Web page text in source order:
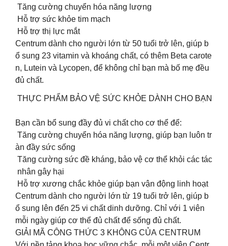
️ Tăng cường chuyển hóa năng lượng
️ Hỗ trợ sức khỏe tim mạch
Hỗ trợ thị lực mắt
Centrum dành cho người lớn từ 5️0️ tuổi trở lên, giúp b
ổ sung 23 vitamin và khoáng chất, có thêm Beta carote
n, Lutein và Lycopen, để không chỉ bạn mà bố mẹ đều
đủ chất.
THỰC PHẨM BẢO VỆ SỨC KHỎE DÀNH CHO BẠN
Bạn cần bổ sung đầy đủ vi chất cho cơ thể để:
️ Tăng cường chuyển hóa năng lượng, giúp bạn luôn tr
àn đầy sức sống
Tăng cường sức đề kháng, bảo vệ cơ thể khỏi các tác
nhân gây hại
Hỗ trợ xương chắc khỏe giúp bạn vận động linh hoạt
Centrum dành cho người lớn từ 1️9️ tuổi trở lên, giúp b
ổ sung lên đến 25 vi chất dinh dưỡng. Chỉ với 1 viên
mỗi ngày giúp cơ thể đủ chất để sống đủ chất.
GIẢI MÃ CÔNG THỨC 3 KHÔNG CỦA CENTRUM